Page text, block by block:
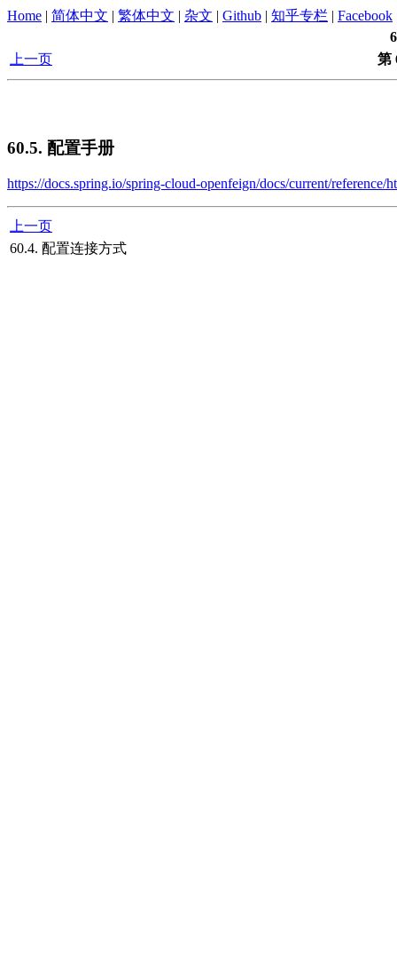
Home | 简体中文 | 繁体中文 | 杂文 | Github | 知乎专栏 | Facebook
上一页
第
60.5. 配置手册
https://docs.spring.io/spring-cloud-openfeign/docs/current/reference/
上一页
60.4. 配置连接方式